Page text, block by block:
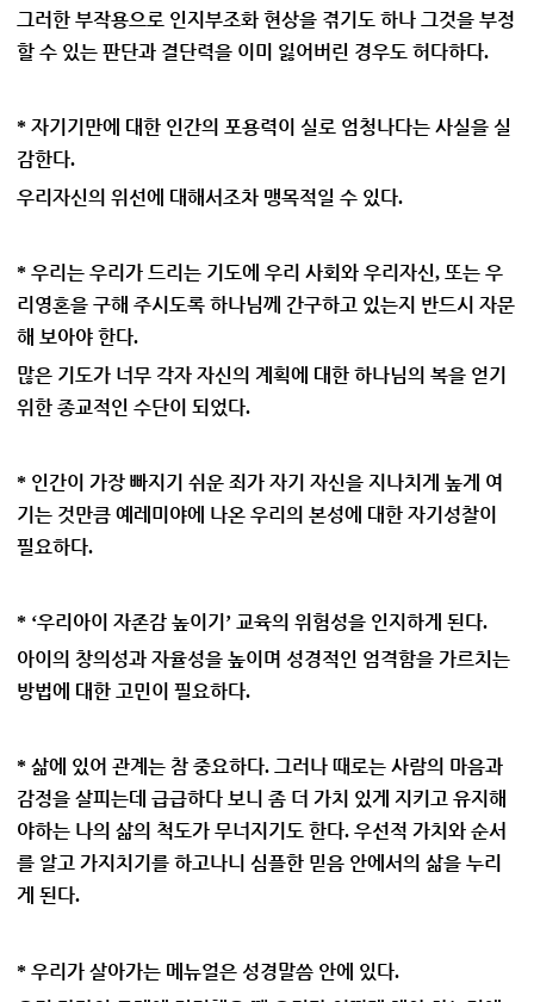
그러한 부작용으로 인지부조화 현상을 겪기도 하나 그것을 부정
할 수 있는 판단과 결단력을 이미 잃어버린 경우도 허다하다.
* 자기기만에 대한 인간의 포용력이 실로 엄청나다는 사실을 실
감한다.
우리자신의 위선에 대해서조차 맹목적일 수 있다.
* 우리는 우리가 드리는 기도에 우리 사회와 우리자신, 또는 우
리영혼을 구해 주시도록 하나님께 간구하고 있는지 반드시 자문
해 보아야 한다.
많은 기도가 너무 각자 자신의 계획에 대한 하나님의 복을 얻기
위한 종교적인 수단이 되었다.
* 인간이 가장 빠지기 쉬운 죄가 자기 자신을 지나치게 높게 여
기는 것만큼 예레미야에 나온 우리의 본성에 대한 자기성찰이
필요하다.
* ‘우리아이 자존감 높이기 ’ 교육의 위험성을 인지하게 된다.
아이의 창의성과 자율성을 높이며 성경적인 엄격함을 가르치는
방법에 대한 고민이 필요하다.
* 삶에 있어 관계는 참 중요하다. 그러나 때로는 사람의 마음과
감정을 살피는데 급급하다 보니 좀 더 가치 있게 지키고 유지해
야하는 나의 삶의 척도가 무너지기도 한다. 우선적 가치와 순서
를 알고 가지치기를 하고나니 심플한 믿음 안에서의 삶을 누리
게 된다.
* 우리가 살아가는 메뉴얼은 성경말씀 안에 있다.